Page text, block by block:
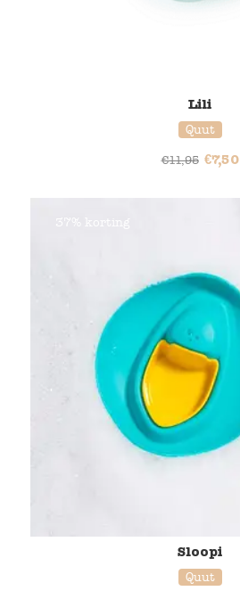
Lili
Quut
€11,95 €7,50
37% korting
Sloopi
Quut